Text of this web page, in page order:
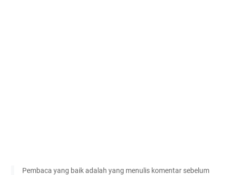
Pembaca yang baik adalah yang menulis komentar sebelum